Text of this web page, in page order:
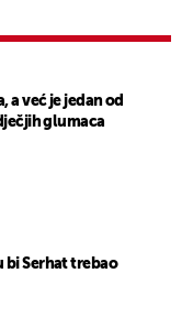
a već je jedan od
glumaca
bi Serhat trebao